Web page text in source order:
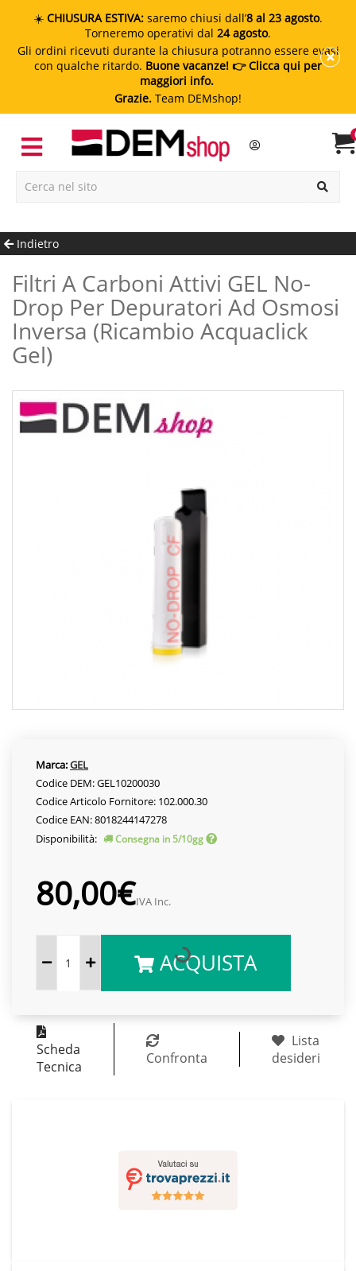
☀️ CHIUSURA ESTIVA: saremo chiusi dall’8 al 23 agosto.
Torneremo operativi dal 24 agosto.
Gli ordini ricevuti durante la chiusura potranno essere evasi
con qualche ritardo. Buone vacanze! 👉 Clicca qui per
maggiori info.
Grazie. Team DEMshop!
Indietro
Filtri A Carboni Attivi GEL No-
Drop Per Depuratori Ad Osmosi
Inversa (ricambio Acquaclick
Gel)
Marca:GEL
Codice DEM: GEL10200030
Codice Articolo Fornitore: 102.000.30
Codice EAN: 8018244147278
Disponibilità:
Consegna in 5/10gg
80,00€IVA Inc.
ACQUISTA
Scheda
Tecnica
Confronta
Lista
desideri